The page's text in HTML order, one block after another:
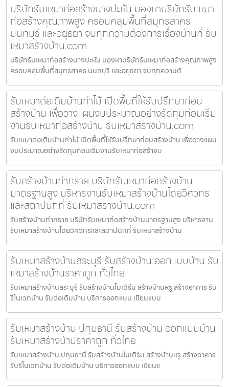
บริษัทรับเหมาก่อสร้างบางปะหัน มองหาบริษัทรับเหมา
ก่อสร้างคุณภาพสูง ครอบคลุมพื้นที่สมุทรสาคร
นนทบุรี และอยุธยา จบทุกความต้องการเรื่องบ้านที่ รับ
เหมาสร้างบ้าน.com
บริษัทรับเหมาก่อสร้างบางปะหัน มองหาบริษัทรับเหมาก่อสร้างคุณภาพสูง
ครอบคลุมพื้นที่สมุทรสาคร นนทบุรี และอยุธยา จบทุกความต้
รับเหมาต่อเติมบ้านท่าไม้ เปิดพื้นที่ให้รับปรึกษาก่อน
สร้างบ้าน เพื่อวางแผนงบประมาณอย่างรัดกุมก่อนเริ่ม
งานรับเหมาก่อสร้างบ้าน รับเหมาสร้างบ้าน.com
รับเหมาต่อเติมบ้านท่าไม้ เปิดพื้นที่ให้รับปรึกษาก่อนสร้างบ้าน เพื่อวางแผน
งบประมาณอย่างรัดกุมก่อนเริ่มงานรับเหมาก่อสร้างบ
รับสร้างบ้านท่าทราย บริษัทรับเหมาก่อสร้างบ้าน
มาตรฐานสูง บริหารงานรับเหมาสร้างบ้านโดยวิศวกร
และสถาปนิกที่ รับเหมาสร้างบ้าน.com
รับสร้างบ้านท่าทราย บริษัทรับเหมาก่อสร้างบ้านมาตรฐานสูง บริหารงาน
รับเหมาสร้างบ้านโดยวิศวกรและสถาปนิกที่ รับเหมาสร้างบ้าน
รับเหมาสร้างบ้านสระบุรี รับสร้างบ้าน ออกแบบบ้าน รับ
เหมาสร้างบ้านราคาถูก ทั่วไทย
รับเหมาสร้างบ้านสระบุรี รับสร้างบ้านโมเดิร์น สร้างบ้านหรู สร้างอาคาร รับ
รีโนเวทบ้าน รับต่อเติมบ้าน บริการออกแบบ เขียนแบบ
รับเหมาสร้างบ้าน ปทุมธานี รับสร้างบ้าน ออกแบบบ้าน
รับเหมาสร้างบ้านราคาถูก ทั่วไทย
รับเหมาสร้างบ้าน ปทุมธานี รับสร้างบ้านโมเดิร์น สร้างบ้านหรู สร้างอาคาร
รับรีโนเวทบ้าน รับต่อเติมบ้าน บริการออกแบบ เขียนแ